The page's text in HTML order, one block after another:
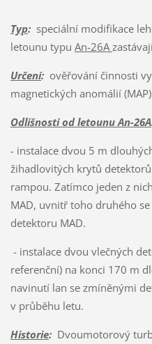
Typ:speciální modifikace
letounu typu An-26A
Určení:ověřování činnosti
magnetických anomálií
Odlišnosti od letounu An-26A
- instalace dvou 5 m
žihadlovitých krytů
rampou. Zatímco jeden z
MAD, uvnitř toho druhého
detektoru MAD.
- instalace dvou vlečných
referenční) na konci 170 m
navinutí lan se zmíněnými
v průběhu letu.
Historie:Dvoumotorový